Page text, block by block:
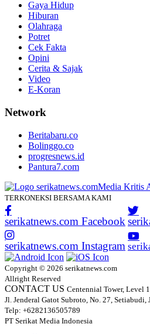
Gaya Hidup
Hiburan
Olahraga
Potret
Cek Fakta
Opini
Cerita & Sajak
Video
E-Koran
Network
Beritabaru.co
Bolinggo.co
progresnews.id
Pantura7.com
TERKONEKSI BERSAMA KAMI
serikatnews.com Facebook
serikatnews.com Instagram
Copyright © 2026 serikatnews.com
Allright Reserved
CONTACT US Centennial Tower, Level
Jl. Jenderal Gatot Subroto, No. 27, Setiabudi,
Telp: +6282136505789
PT Serikat Media Indonesia